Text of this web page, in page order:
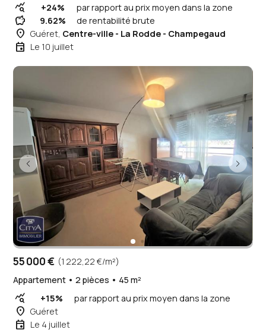
query_stats +24% par rapport au prix moyen dans la zone
savings 9.62% de rentabilité brute
place Guéret, Centre-ville - La Rodde - Champegaud
event Le 10 juillet
55 000 € (1 222,22 €/m²)
Appartement • 2 pièces • 45 m²
query_stats +15% par rapport au prix moyen dans la zone
place Guéret
event Le 4 juillet